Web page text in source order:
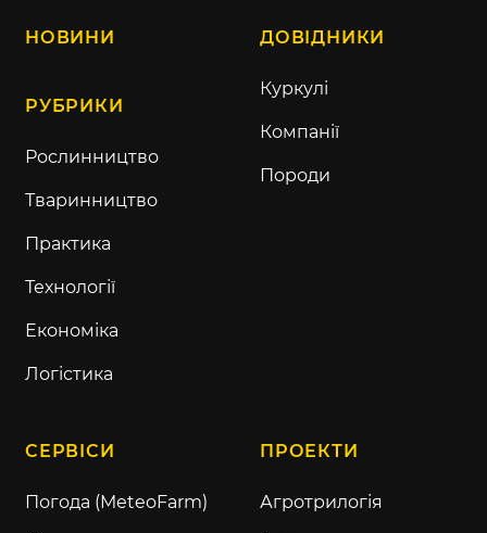
НОВИНИ
РУБРИКИ
Рослинництво
Тваринництво
Практика
Технології
Економіка
Логістика
ДОВІДНИКИ
Куркулі
Компанії
Породи
СЕРВІСИ
Погода (MeteoFarm)
ПРОЕКТИ
Агротрилогія